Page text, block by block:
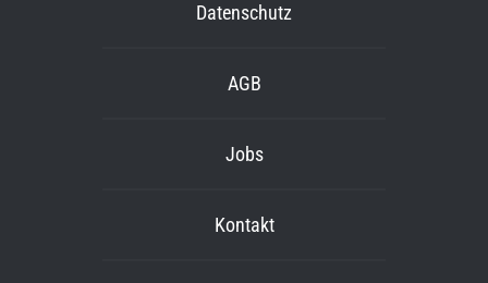
Datenschutz
AGB
Jobs
Kontakt